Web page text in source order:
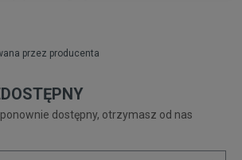
przez producenta
dostępny, otrzymasz od nas